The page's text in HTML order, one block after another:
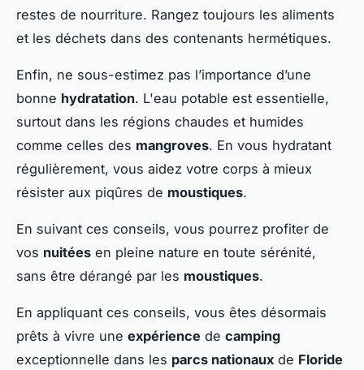
restes de nourriture. Rangez toujours les aliments
et les déchets dans des contenants hermétiques.
Enfin, ne sous-estimez pas l’importance d’une
bonne hydratation. L'eau potable est essentielle,
surtout dans les régions chaudes et humides
comme celles des mangroves. En vous hydratant
régulièrement, vous aidez votre corps à mieux
résister aux piqûres de moustiques.
En suivant ces conseils, vous pourrez profiter de
vos nuitées en pleine nature en toute sérénité,
sans être dérangé par les moustiques.
En appliquant ces conseils, vous êtes désormais
prêts à vivre une expérience de camping
exceptionnelle dans les parcs nationaux de Floride